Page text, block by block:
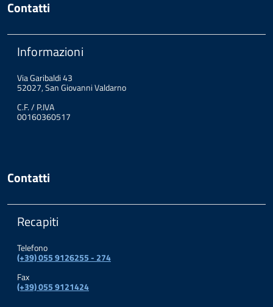
Contatti
Informazioni
Via Garibaldi 43
52027, San Giovanni Valdarno
C.F. / P.IVA
00160360517
Contatti
Recapiti
Telefono
(+39) 055 9126255 - 274
Fax
(+39) 055 9121424